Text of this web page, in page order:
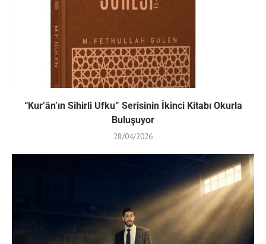
“Kur’ân’ın Sihirli Ufku” Serisinin İkinci Kitabı Okurla
Buluşuyor
28/04/2026